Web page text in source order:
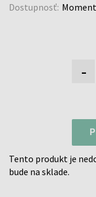
Dostupnosť:
-
Tento produkt je
bude na sklade.